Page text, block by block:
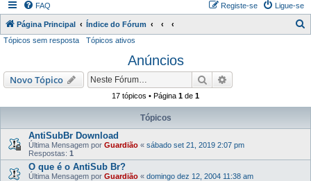
FAQ Ligue-se
Registe-se
Página Principal Índice do Fórum
i
Tópicos sem resposta Tópicos ativos
Anúncios
Novo Tópico Pesquisar
17 tópicos • Página 1 de 1
Tópicos
AntiSubBr Download
Última Mensagem por Guardião « sábado set 21, 2019 2:07 pm
Respostas: 1
O que é o AntiSub Br?
Última Mensagem por Guardião « domingo dez 12, 2004 11:38 am